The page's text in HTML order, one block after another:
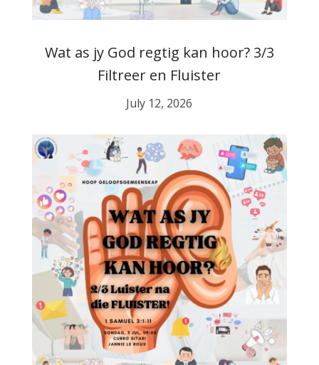
Wat as jy God regtig kan hoor? 3/3
Filtreer en Fluister
July 12, 2026